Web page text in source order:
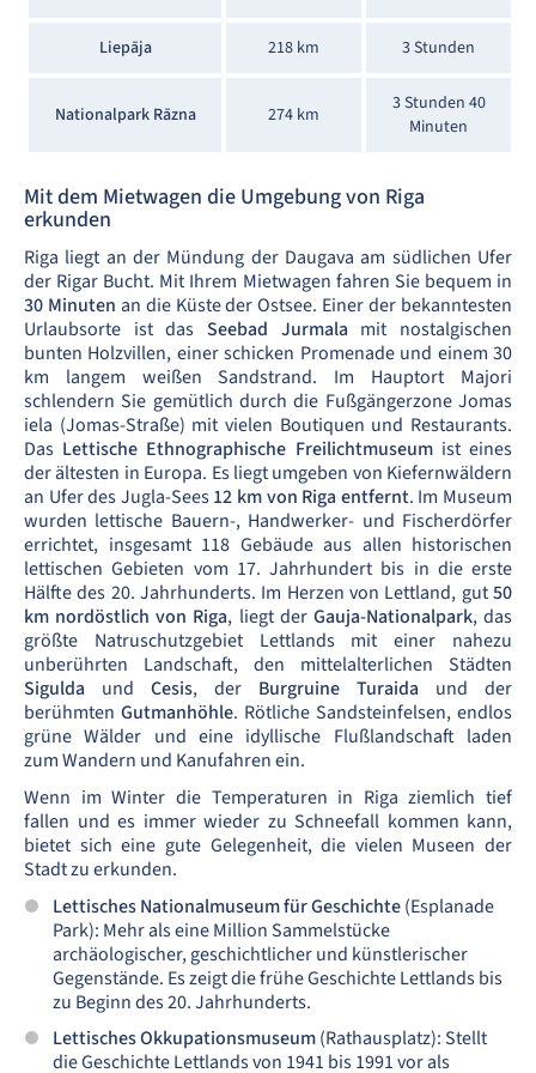
Liepāja 218 km 3 Stunden
Nationalpark Rāzna 274 km
3 Stunden 40
Minuten
Mit dem Mietwagen die Umgebung von Riga
erkunden
Riga liegt an der Mündung der Daugava am südlichen Ufer
der Rigar Bucht. Mit Ihrem Mietwagen fahren Sie bequem in
30 Minuten an die Küste der Ostsee. Einer der bekanntesten
Urlaubsorte ist das Seebad Jurmala mit nostalgischen
bunten Holzvillen, einer schicken Promenade und einem 30
km langem weißen Sandstrand. Im Hauptort Majori
schlendern Sie gemütlich durch die Fußgängerzone Jomas
iela (Jomas-Straße) mit vielen Boutiquen und Restaurants.
Das Lettische Ethnographische Freilichtmuseumist eines
der ältesten in Europa. Es liegt umgeben von Kiefernwäldern
an Ufer des Jugla-Sees12 km von Riga entfernt. Im Museum
wurden lettische Bauern-, Handwerker- und Fischerdörfer
errichtet, insgesamt 118 Gebäude aus allen historischen
lettischen Gebieten vom 17. Jahrhundert bis in die erste
Hälfte des 20. Jahrhunderts. Im Herzen von Lettland, gut50
km nordöstlich von Riga, liegt der Gauja-Nationalpark, das
größte Natruschutzgebiet Lettlands mit einer nahezu
unberührten Landschaft, den mittelalterlichen Städten
Sigulda und Cesis, der Burgruine Turaida und der
berühmten Gutmanhöhle. Rötliche Sandsteinfelsen, endlos
grüne Wälder und eine idyllische Flußlandschaft laden
zum Wandern und Kanufahren ein.
Wenn im Winter die Temperaturen in Riga ziemlich tief
fallen und es immer wieder zu Schneefall kommen kann,
bietet sich eine gute Gelegenheit, die vielen Museen der
Stadt zu erkunden.
Lettisches Nationalmuseum für Geschichte(Esplanade
Park): Mehr als eine Million Sammelstücke
archäologischer, geschichtlicher und künstlerischer
Gegenstände. Es zeigt die frühe Geschichte Lettlands bis
zu Beginn des 20. Jahrhunderts.
Lettisches Okkupationsmuseum(Rathausplatz): Stellt
die Geschichte Lettlands von 1941 bis 1991 vor als